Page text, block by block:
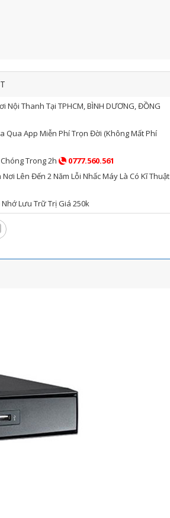
Nội Thanh Tại TPHCM, BÌNH DƯƠNG, ĐỒNG
Qua App Miễn Phí Trọn Đời (không Mất Phí
Trong 2h
0777.560.561
Lên Đến 2 Năm Lỗi Nhấc Máy Là Có Kĩ Thuật
Lưu Trữ Trị Giá 250k